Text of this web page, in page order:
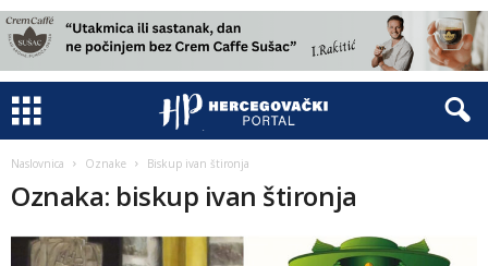
Naslovnica Oznake Biskup ivan štironja
Oznaka: biskup ivan štironja